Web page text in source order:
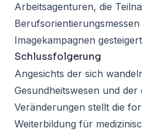
Arbeitsagenturen, die
Imagekampagnen
Schlussfolgerung
Angesichts der sich
Gesundheitswesen und der
Veränderungen stellt die
Weiterbildung für